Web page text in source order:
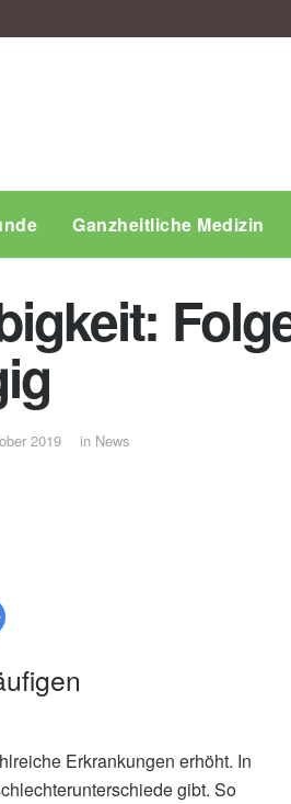
Ganzheitliche Medizin
2019 in News
Erkrankungen erhöht. In
gibt. So